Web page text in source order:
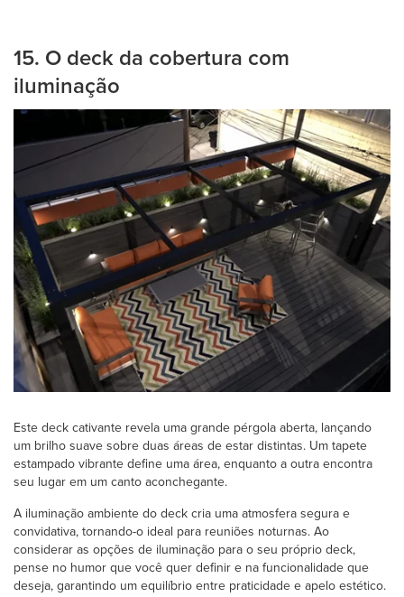
15. O deck da cobertura com
iluminação
Este deck cativante revela uma grande pérgola aberta, lançando
um brilho suave sobre duas áreas de estar distintas. Um tapete
estampado vibrante define uma área, enquanto a outra encontra
seu lugar em um canto aconchegante.
A iluminação ambiente do deck cria uma atmosfera segura e
convidativa, tornando-o ideal para reuniões noturnas. Ao
considerar as opções de iluminação para o seu próprio deck,
pense no humor que você quer definir e na funcionalidade que
deseja, garantindo um equilíbrio entre praticidade e apelo estético.